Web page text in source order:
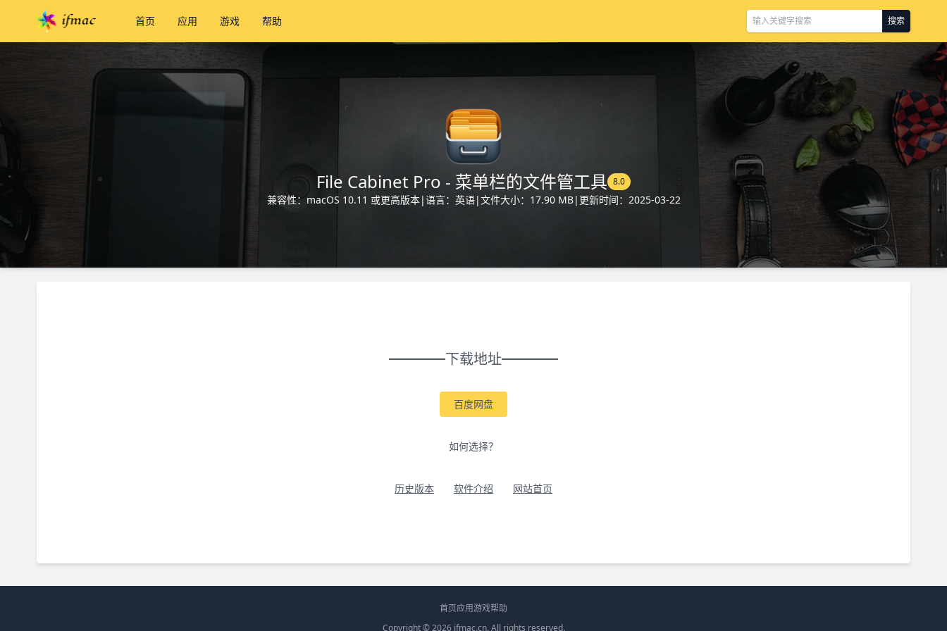
首页 应用 游戏 帮助 搜索
File Cabinet Pro - 菜单栏的文件管工具 8.0
兼容性：macOS 10.11 或更高版本|语言：英语|文件大小：17.90 MB| 更新时间：2025-03-22
下载地址
百度网盘
如何选择？
历史版本 软件介绍 网站首页
首页应用游戏帮助
Copyright © 2026 ifmac.cn. All rights reserved.